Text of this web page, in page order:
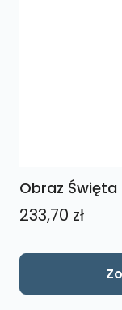
Obraz Święta
233,70 zł